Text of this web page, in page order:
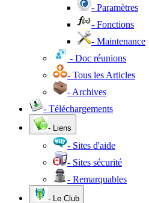
- Paramètres
- Fonctions
- Maintenance
- Doc réunions
- Tous les Articles
- Archives
- Téléchargements
- Liens
- Sites d'aide
- Sites sécurité
- Remarquables
- Le Club